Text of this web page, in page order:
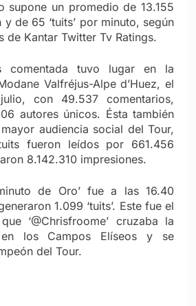
supone un promedio de 13.155
y de 65 ‘tuits’ por minuto, según
de Kantar Twitter Tv Ratings.
comentada tuvo lugar en la
Valfréjus-Alpe d’Huez, el
con 49.537 comentarios,
autores únicos. Ésta también
audiencia social del Tour,
fueron leídos por 661.456
8.142.310 impresiones.
de Oro’ fue a las 16.40
1.099 ‘tuits’. Este fue el
‘@Chrisfroome’ cruzaba la
los Campos Elíseos y se
del Tour.